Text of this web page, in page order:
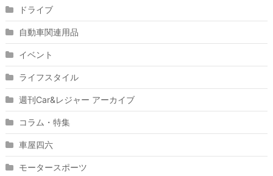
ドライブ
自動車関連用品
イベント
ライフスタイル
週刊Car&レジャー アーカイブ
コラム・特集
車屋四六
モータースポーツ